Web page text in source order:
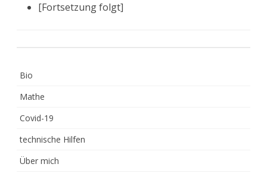
[Fortsetzung folgt]
Bio
Mathe
Covid-19
technische Hilfen
Über mich